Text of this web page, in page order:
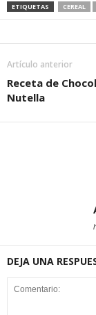
ETIQUETAS CEREAL
Artículo anterior
Receta de
Nutella
DEJA UNA